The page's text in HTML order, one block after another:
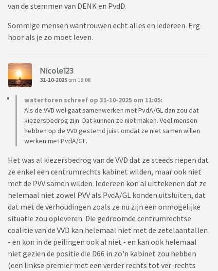
van de stemmen van DENK en PvdD.
Sommige mensen wantrouwen echt alles en iedereen. Erg
hoor als je zo moet leven.
Nicole123
31-10-2025 om 18:08
watertoren schreef op 31-10-2025 om 11:05:
Als de VVD wel gaat samenwerken met PvdA/GL dan zou dat
kiezersbedrog zijn. Dat kunnen ze niet maken. Veel mensen
hebben op de VVD gestemd juist omdat ze niet samen willen
werken met PvdA/GL.
Het was al kiezersbedrog van de VVD dat ze steeds riepen dat
ze enkel een centrumrechts kabinet wilden, maar ook niet
met de PVV samen wilden. Iedereen kon al uittekenen dat ze
helemaal niet zowel PVV als PvdA/GL konden uitsluiten, dat
dat met de verhoudingen zoals ze nu zijn een onmogelijke
situatie zou opleveren. Die gedroomde centrumrechtse
coalitie van de VVD kan helemaal niet met de zetelaantallen
- en kon in de peilingen ook al niet - en kan ook helemaal
niet gezien de positie die D66 in zo'n kabinet zou hebben
(een linkse premier met een verder rechts tot ver-rechts